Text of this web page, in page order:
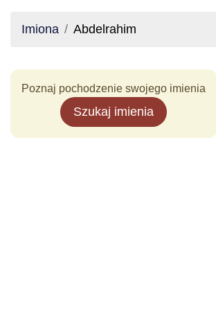
Imiona Abdelrahim
Poznaj pochodzenie swojego imienia
Szukaj imienia